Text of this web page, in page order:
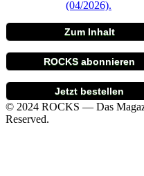
Zum Inhalt
ROCKS abonnieren
Jetzt bestellen
© 2024 ROCKS — Das
Reserved.